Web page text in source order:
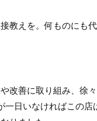
えを。何ものにも
改善に取り組み、徐
一日いなければこの店